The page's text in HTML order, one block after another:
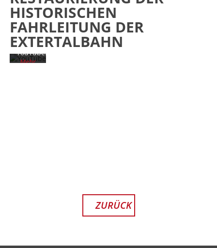
HISTORISCHEN
FAHRLEITUNG DER
EXTERTALBAHN
Videos
akzeptieren
Sie die
Datenschutzerklärung
von
YouTube.
Mehr
ZURÜCK